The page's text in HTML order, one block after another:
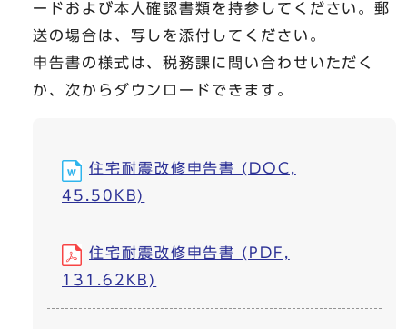
ードおよび本人確認書類を持参してください。郵
送の場合は、写しを添付してください。
申告書の様式は、税務課に問い合わせいただく
か、次からダウンロードできます。
住宅耐震改修申告書 (DOC,
45.50KB)
住宅耐震改修申告書 (PDF,
131.62KB)